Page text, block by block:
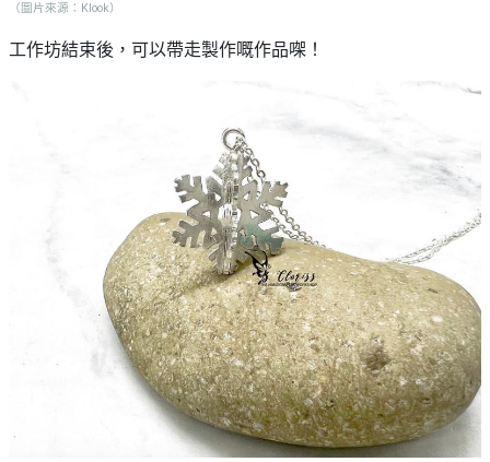
（圖片來源：Klook）
工作坊結束後，可以帶走製作嘅作品㗎！